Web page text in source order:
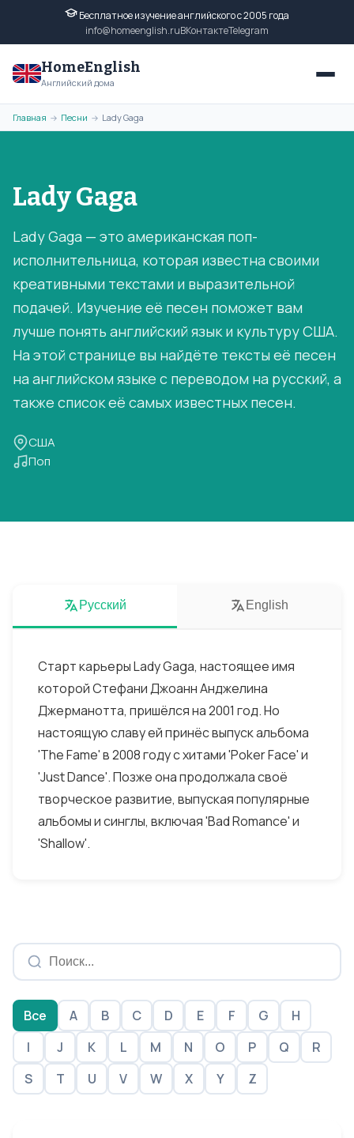
Бесплатное изучение английского с 2005 года
info@homeenglish.ruВКонтактеTelegram
HomeEnglish
Английский дома
Главная → Песни → Lady Gaga
Lady Gaga
Lady Gaga — это американская поп-
исполнительница, которая известна своими
креативными текстами и выразительной
подачей. Изучение её песен поможет вам
лучше понять английский язык и культуру США.
На этой странице вы найдёте тексты её песен
на английском языке с переводом на русский, а
также список её самых известных песен.
США
Поп
Русский English
Старт карьеры Lady Gaga, настоящее имя
которой Стефани Джоанн Анджелина
Джерманотта, пришёлся на 2001 год. Но
настоящую славу ей принёс выпуск альбома
'The Fame' в 2008 году с хитами 'Poker Face' и
'Just Dance'. Позже она продолжала своё
творческое развитие, выпуская популярные
альбомы и синглы, включая 'Bad Romance' и
'Shallow'.
Все A B C D E F G
H
I
J K L M N O P Q
R
S
T U V W X Y Z